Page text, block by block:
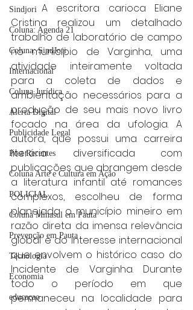
Sindjori
Coluna: Agenda 21
Coluna: SindJori
Internacional
Coluna Jurídica
Alerta Digital
Publicidade Legal
Post Recentes
Coluna Arte e Cultura em Ação
POLICIAL
Coluna Minasul em Pauta
Prevenção em Pauta
Tecnologia
Economia
educaçao
	A escritora carioca Eliane
Cristina realizou um detalhado
trabalho de laboratório de campo
no município de Varginha, uma
atividade inteiramente voltada
para a coleta de dados e
ambientação necessários para a
produção de seu mais novo livro
focado na área da ufologia. A
autora, que possui uma carreira
literária diversificada com
publicações que abrangem desde
a literatura infantil até romances
complexos, escolheu de forma
planejada o município mineiro em
razão direta da imensa relevância
global e do interesse internacional
que envolvem o histórico caso do
Incidente de Varginha. Durante
todo o período em que
permaneceu na localidade para